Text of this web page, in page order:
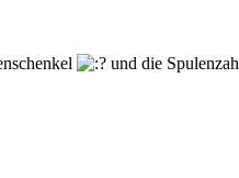
und die